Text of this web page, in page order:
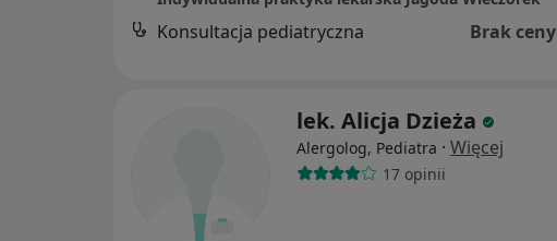
Konsultacja pediatryczna Brak ceny
lek. Alicja Dzieża
Alergolog, Pediatra · Więcej
17 opinii